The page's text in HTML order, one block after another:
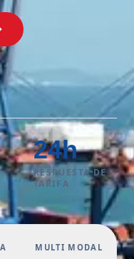
24h
RESPUESTA DE
TARIFA
MULTI MODAL